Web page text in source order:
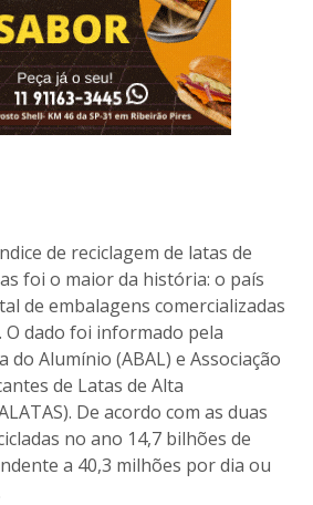
de reciclagem de latas de
foi o maior da história: o país
de embalagens comercializadas
dado foi informado pela
do Alumínio (ABAL) e Associação
de Latas de Alta
De acordo com as duas
no ano 14,7 bilhões de
a 40,3 milhões por dia ou